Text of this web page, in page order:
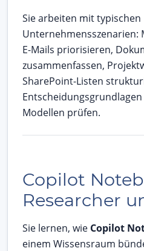
Sie arbeiten mit typischen
Unternehmensszenarien:
E-Mails priorisieren,
zusammenfassen,
SharePoint-Listen
Modellen prüfen.
Copilot
Researcher
Sie lernen, wie Copilot
einem Wissensraum